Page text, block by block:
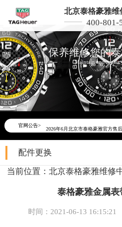
北京泰格豪雅维
400-801-
保养维修您的
Maintain and repair
官网公告>
2026年6月泰格豪雅北京市售后服
2026年6月北京市泰格豪雅官方售
2026年6月泰格豪雅售后服务中心
节假日正常营业！
配件更换
当前位置： 北京泰格豪雅维修
泰格豪雅金属
时间：2021-06-13 16:15:21